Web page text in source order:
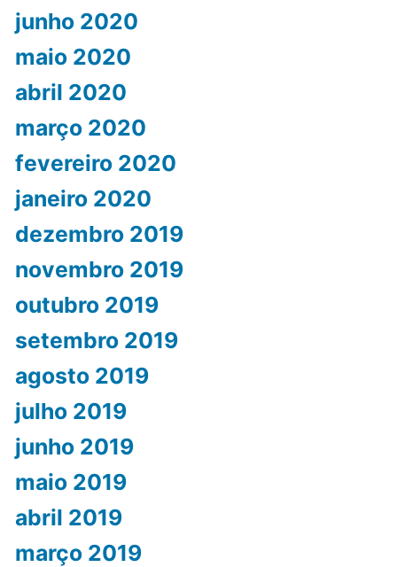
junho 2020
maio 2020
abril 2020
março 2020
fevereiro 2020
janeiro 2020
dezembro 2019
novembro 2019
outubro 2019
setembro 2019
agosto 2019
julho 2019
junho 2019
maio 2019
abril 2019
março 2019